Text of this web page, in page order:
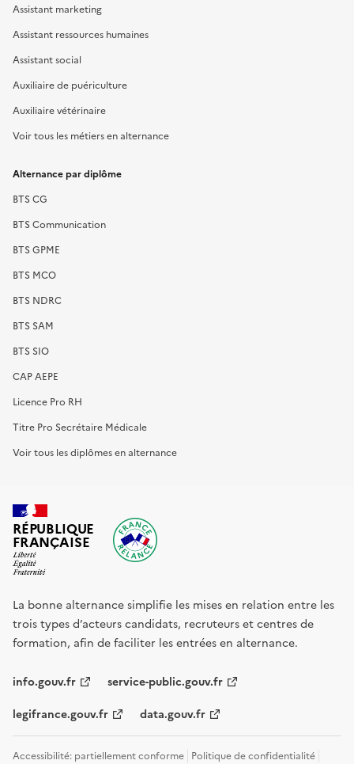
Assistant marketing
Assistant ressources humaines
Assistant social
Auxiliaire de puériculture
Auxiliaire vétérinaire
Voir tous les métiers en alternance
Alternance par diplôme
BTS CG
BTS Communication
BTS GPME
BTS MCO
BTS NDRC
BTS SAM
BTS SIO
CAP AEPE
Licence Pro RH
Titre Pro Secrétaire Médicale
Voir tous les diplômes en alternance
RÉPUBLIQUE
FRANÇAISE
La bonne alternance simplifie les mises en relation entre les
trois types d’acteurs candidats, recruteurs et centres de
formation, afin de faciliter les entrées en alternance.
info.gouv.fr service-public.gouv.fr
legifrance.gouv.fr data.gouv.fr
Accessibilité: partiellement conforme Politique de confidentialité